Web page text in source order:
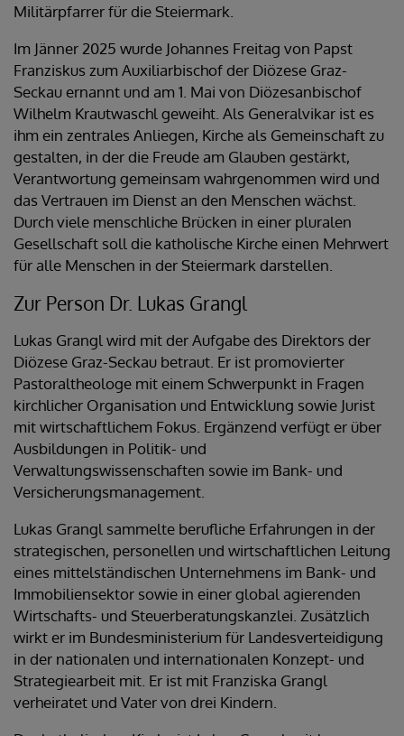
Militärpfarrer für die Steiermark.
Im Jänner 2025 wurde Johannes Freitag von Papst
Franziskus zum Auxiliarbischof der Diözese Graz-
Seckau ernannt und am 1. Mai von Diözesanbischof
Wilhelm Krautwaschl geweiht. Als Generalvikar ist es
ihm ein zentrales Anliegen, Kirche als Gemeinschaft zu
gestalten, in der die Freude am Glauben gestärkt,
Verantwortung gemeinsam wahrgenommen wird und
das Vertrauen im Dienst an den Menschen wächst.
Durch viele menschliche Brücken in einer pluralen
Gesellschaft soll die katholische Kirche einen Mehrwert
für alle Menschen in der Steiermark darstellen.
Zur Person Dr. Lukas Grangl
Lukas Grangl wird mit der Aufgabe des Direktors der
Diözese Graz-Seckau betraut. Er ist promovierter
Pastoraltheologe mit einem Schwerpunkt in Fragen
kirchlicher Organisation und Entwicklung sowie Jurist
mit wirtschaftlichem Fokus. Ergänzend verfügt er über
Ausbildungen in Politik- und
Verwaltungswissenschaften sowie im Bank- und
Versicherungsmanagement.
Lukas Grangl sammelte berufliche Erfahrungen in der
strategischen, personellen und wirtschaftlichen Leitung
eines mittelständischen Unternehmens im Bank- und
Immobiliensektor sowie in einer global agierenden
Wirtschafts- und Steuerberatungskanzlei. Zusätzlich
wirkt er im Bundesministerium für Landesverteidigung
in der nationalen und internationalen Konzept- und
Strategiearbeit mit. Er ist mit Franziska Grangl
verheiratet und Vater von drei Kindern.